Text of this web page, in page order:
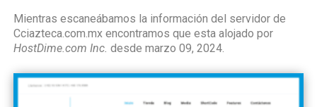
Mientras escaneábamos la información del servidor de
Cciazteca.com.mx encontramos que esta alojado por
HostDime.com Inc. desde marzo 09, 2024.